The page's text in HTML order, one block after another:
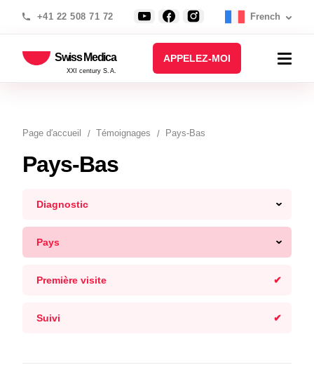
+41 22 508 71 72 French
Swiss Medica
XXI century S.A.
APPELEZ-MOI
Page d′accueil Témoignages Pays-Bas
Pays-Bas
Diagnostic
Pays
Première visite
Suivi